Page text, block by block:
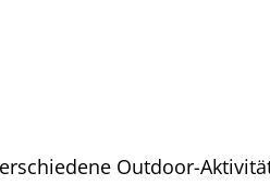
Outdoor-